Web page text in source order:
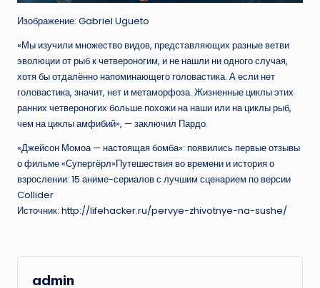
Изображение: Gabriel Ugueto
«Мы изучили множество видов, представляющих разные ветви
эволюции от рыб к четвероногим, и не нашли ни одного случая,
хотя бы отдалённо напоминающего головастика. А если нет
головастика, значит, нет и метаморфоза. Жизненные циклы этих
ранних четвероногих больше похожи на наши или на циклы рыб,
чем на циклы амфибий», — заключил Пардо.
«Джейсон Момоа — настоящая бомба»: появились первые отзывы
о фильме «Супергёрл»Путешествия во времени и история о
взрослении: 15 аниме-сериалов с лучшим сценарием по версии
Collider
Источник: http://lifehacker.ru/pervye-zhivotnye-na-sushe/
admin